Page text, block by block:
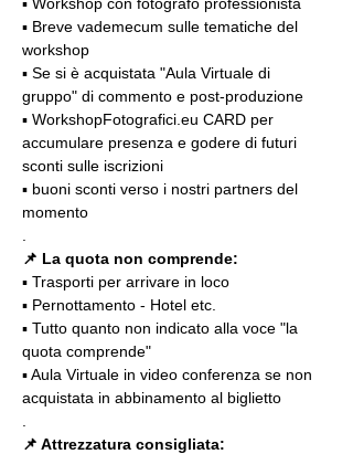
▪️ Breve vademecum sulle tematiche del
workshop
▪️ Se si è acquistata "Aula Virtuale di
gruppo" di commento e post-produzione
▪️ WorkshopFotografici.eu CARD per
accumulare presenza e godere di futuri
sconti sulle iscrizioni
▪️ buoni sconti verso i nostri partners del
momento
📌 La quota non comprende:
▪️ Trasporti per arrivare in loco
▪️ Pernottamento - Hotel etc.
▪️ Tutto quanto non indicato alla voce "la
quota comprende"
▪️ Aula Virtuale in video conferenza se non
acquistata in abbinamento al biglietto
📌 Attrezzatura consigliata: